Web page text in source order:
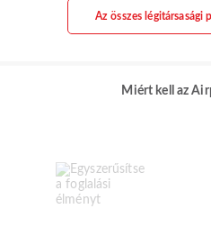
Az összes légitársasági
Miért kell az